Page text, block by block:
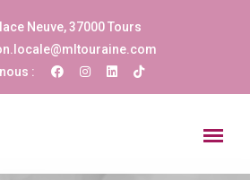
Neuve, 37000 Tours
: